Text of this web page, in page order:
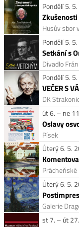
Pondělí 5.
Husův sbor
Pondělí 5.
Setkání s
Divadlo
Pondělí 5.
VEČER S
DK
út 6. – ne
Oslavy
Písek
Úterý 6. 5.
Úterý 6. 5.
Galerie
st 7. – út